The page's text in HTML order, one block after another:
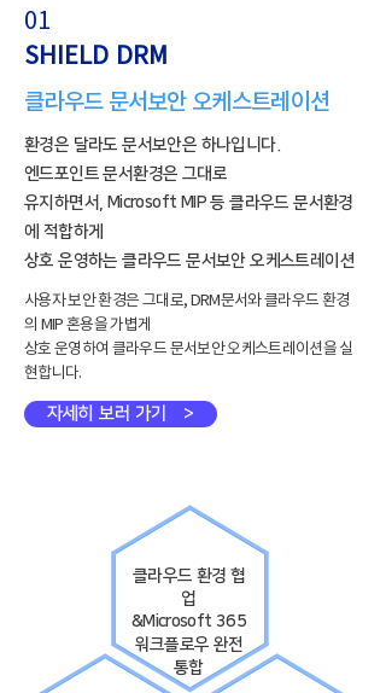
01
SHIELD DRM
클라우드 문서보안 오케스트레이션
환경은 달라도 문서보안은 하나입니다.
엔드포인트 문서환경은 그대로
유지하면서, Microsoft MIP 등 클라우드 문서환경
에 적합하게
상호 운영하는 클라우드 문서보안 오케스트레이션
사용자 보안 환경은 그대로, DRM문서와 클라우드 환경
의 MIP 혼용을 가볍게
상호 운영하여 클라우드 문서보안 오케스트레이션을 실
현합니다.
자세히 보러 가기 >
클라우드 환경 협
업
&Microsoft 365
​워크플로우 완전
통합